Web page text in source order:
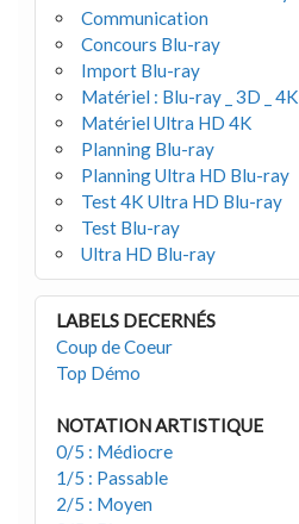
Communication
Concours Blu-ray
Import Blu-ray
Matériel : Blu-ray _ 3D _ 4K
Matériel Ultra HD 4K
Planning Blu-ray
Planning Ultra HD Blu-ray
Test 4K Ultra HD Blu-ray
Test Blu-ray
Ultra HD Blu-ray
LABELS DECERNÉS
Coup de Coeur
Top Démo
NOTATION ARTISTIQUE
0/5 : Médiocre
1/5 : Passable
2/5 : Moyen